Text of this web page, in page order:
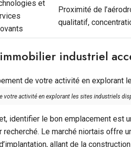
et
Proximité de
qualitatif,
industriel
votre activité en explorant les sites industriels
identifier le bon emplacement est
Le marché niortais offre
allant de la